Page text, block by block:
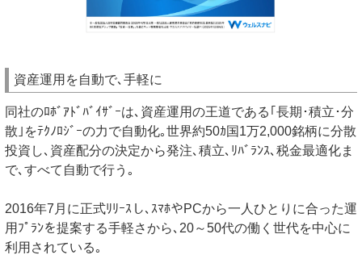
資産運用を自動で､手軽に
同社のﾛﾎﾞｱﾄﾞﾊﾞｲｻﾞｰは､資産運用の王道である｢長期･積立･分
散｣をﾃｸﾉﾛｼﾞｰの力で自動化｡世界約50ｶ国1万2,000銘柄に分散
投資し､資産配分の決定から発注､積立､ﾘﾊﾞﾗﾝｽ､税金最適化ま
で､すべて自動で行う｡
2016年7月に正式ﾘﾘｰｽし､ｽﾏﾎやPCから一人ひとりに合った運
用ﾌﾟﾗﾝを提案する手軽さから､20～50代の働く世代を中心に
利用されている｡